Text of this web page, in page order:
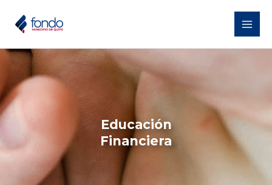
Educación
Financiera